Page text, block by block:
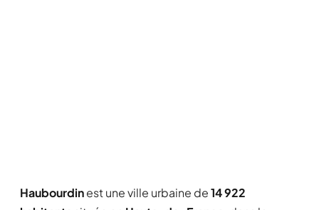
Haubourdinest une ville urbaine de14 922